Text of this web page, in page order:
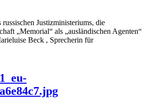
Justizministeriums, die
„Memorial“ als „ausländischen Agenten“
Beck , Sprecherin für